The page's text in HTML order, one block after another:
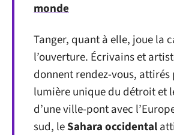
monde
Tanger, quant à elle, joue la
l’ouverture. Écrivains et
donnent rendez-vous, attirés
lumière unique du détroit et
d’une ville-pont avec
sud, leSahara occidental